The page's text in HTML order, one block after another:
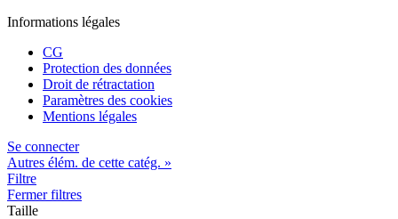
Informations légales
CG
Protection des données
Droit de rétractation
Paramètres des cookies
Mentions légales
Se connecter
Autres élém. de cette catég. »
Filtre
Fermer filtres
Taille